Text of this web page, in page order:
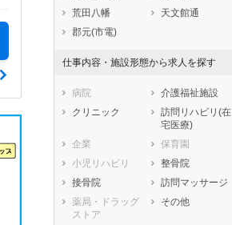
静岡県
愛知県
三重県
滋賀県
鳥取県
島根県
岡山県
広島県
山口県
徳島県
香川県
愛媛県
高知県
長崎県
熊本県
大分県
鹿児島県
沖縄県
荒田八幡
天文館通
郡元(市電)
仕事内容・施設形態から求人を探す
病院
介護福祉施設
クリニック
訪問リハビリ(在
宅医療)
企業
保育園
小児リハビリ
整骨院
接骨院
訪問マッサージ
薬局・ドラッグ
ストア
その他